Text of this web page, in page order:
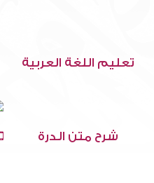
تعليم اللغة العربية
شرح متن الدرة